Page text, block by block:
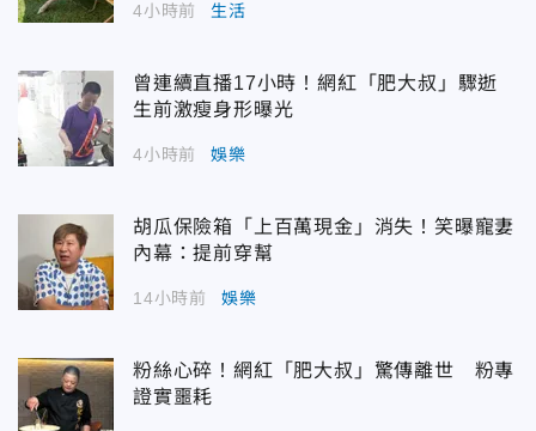
4小時前 生活
曾連續直播17小時！網紅「肥大叔」驟逝
生前激瘦身形曝光
4小時前 娛樂
胡瓜保險箱「上百萬現金」消失！笑曝寵妻
內幕：提前穿幫
14小時前 娛樂
粉絲心碎！網紅「肥大叔」驚傳離世 粉專
證實噩耗